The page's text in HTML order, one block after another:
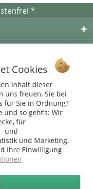
*
Mehrwertsteuer zzgl.
.
Rechte vorbehalten
Onlineshop
Cookies
Inhalt dieser
uns freuen, Sie bei
für Sie in Ordnung?
so geht’s: Wir
für
und
und Marketing.
Ihre Einwilligung